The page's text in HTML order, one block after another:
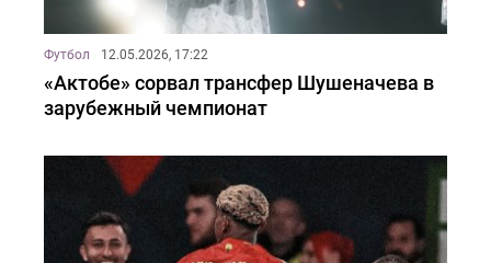
Футбол 12.05.2026, 17:22
«Актобе» сорвал трансфер Шушеначева в
зарубежный чемпионат